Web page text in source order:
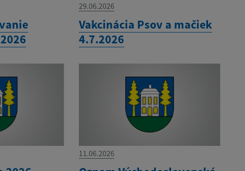
29.06.2026
Vakcinácia Psov a mačiek
4.7.2026
11.06.2026